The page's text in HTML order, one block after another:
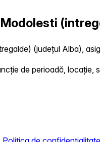
Modolesti
(județul Alba),
de perioadă,